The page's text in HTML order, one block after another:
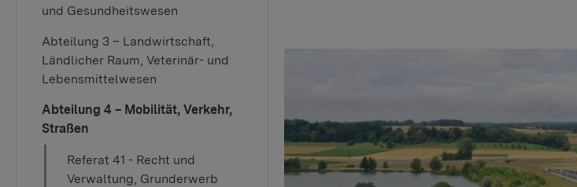
und Gesundheitswesen
Abteilung 3 – Landwirtschaft,
Ländlicher Raum, Veterinär- und
Lebensmittelwesen
Abteilung 4 – Mobilität, Verkehr,
Straßen
Referat 41 - Recht und
Verwaltung, Grunderwerb